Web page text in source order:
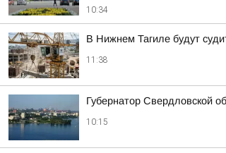
10:34
В Нижнем Тагиле будут
11:38
Губернатор Свердловской
10:15